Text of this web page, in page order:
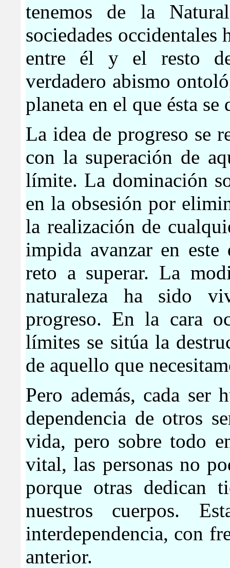
tenemos de la
sociedades occidentales
entre él y el resto
verdadero abismo
planeta en el que ésta se
La idea de progreso se
con la superación de
límite. La dominación
en la obsesión por
la realización de
impida avanzar en
reto a superar. La
naturaleza ha sido
progreso. En la cara
límites se sitúa la
de aquello que
Pero además, cada ser
dependencia de otros
vida, pero sobre todo
vital, las personas no
porque otras dedican
nuestros cuerpos.
interdependencia, con
anterior.